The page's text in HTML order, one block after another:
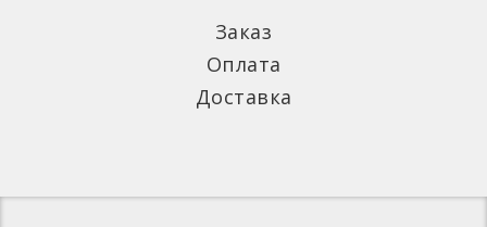
Заказ
Оплата
Доставка